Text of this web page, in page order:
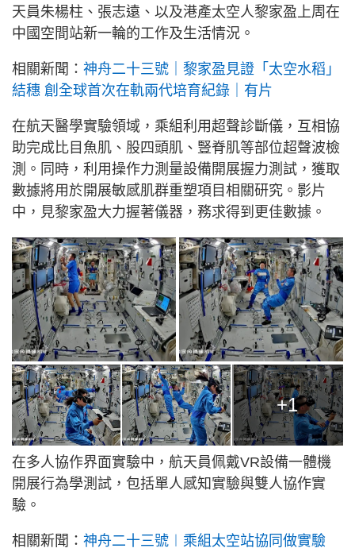
天員朱楊柱、張志遠、以及港產太空人黎家盈上周在
中國空間站新一輪的工作及生活情況。
相關新聞： 神舟二十三號｜黎家盈見證「太空水稻」
結穗 創全球首次在軌兩代培育紀錄｜有片
在航天醫學實驗領域，乘組利用超聲診斷儀，互相協
助完成比目魚肌、股四頭肌、豎脊肌等部位超聲波檢
測。同時，利用操作力測量設備開展握力測試，獲取
數據將用於開展敏感肌群重塑項目相關研究。影片
中，見黎家盈大力握著儀器，務求得到更佳數據。
+1
在多人協作界面實驗中，航天員佩戴VR設備一體機
開展行為學測試，包括單人感知實驗與雙人協作實
驗。
相關新聞： 神舟二十三號︱乘組太空站協同做實驗